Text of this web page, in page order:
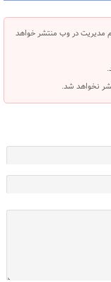
مدیریت در وب منتشر خواهد
نخواهد شد.